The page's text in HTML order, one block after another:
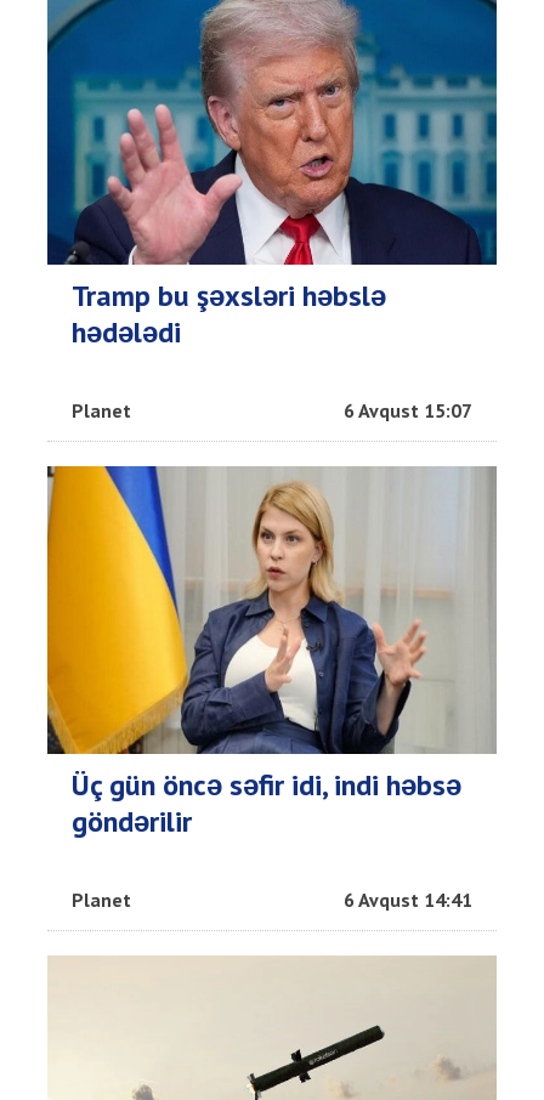
Tramp bu şəxsləri həbslə
hədələdi
Planet 6 Avqust 15:07
Üç gün öncə səfir idi, indi həbsə
göndərilir
Planet 6 Avqust 14:41